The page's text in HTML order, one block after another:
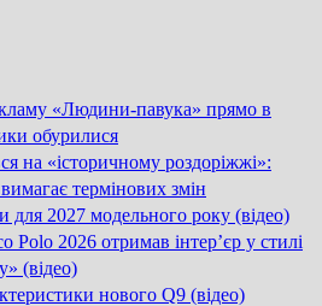
«Людини-павука» прямо в
обурилися
на «історичному роздоріжжі»:
термінових змін
2027 модельного року (відео)
Polo 2026 отримав інтер’єр у стилі
(відео)
нового Q9 (відео)